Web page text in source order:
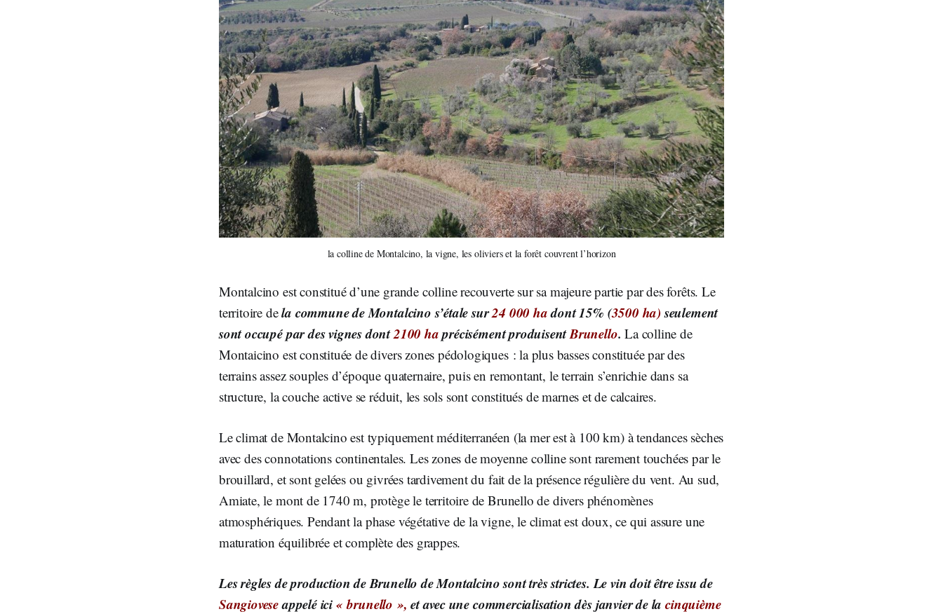
la colline de Montalcino, la vigne, les oliviers et la forêt couvrent l’horizon
Montalcino est constitué d’une grande colline recouverte sur sa majeure partie par des forêts. Le
territoire dela commune de Montalcino s’étale sur24 000 hadont 15% (3500 ha)seulement
sont occupé par des vignes dont2100 haprécisément produisentBrunello. La colline de
Montaicino est constituée de divers zones pédologiques : la plus basses constituée par des
terrains assez souples d’époque quaternaire, puis en remontant, le terrain s’enrichie dans sa
structure, la couche active se réduit, les sols sont constitués de marnes et de calcaires.
Le climat de Montalcino est typiquement méditerranéen (la mer est à 100 km) à tendances sèches
avec des connotations continentales. Les zones de moyenne colline sont rarement touchées par le
brouillard, et sont gelées ou givrées tardivement du fait de la présence régulière du vent. Au sud,
Amiate, le mont de 1740 m, protège le territoire de Brunello de divers phénomènes
atmosphériques. Pendant la phase végétative de la vigne, le climat est doux, ce qui assure une
maturation équilibrée et complète des grappes.
Les règles de production de Brunello de Montalcino sont très strictes. Le vin doit être issu de
Sangioveseappelé ici« brunello », et avec une commercialisation dès janvier de la cinquième